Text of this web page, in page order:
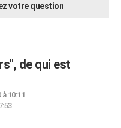
votre question
de qui est
10:11